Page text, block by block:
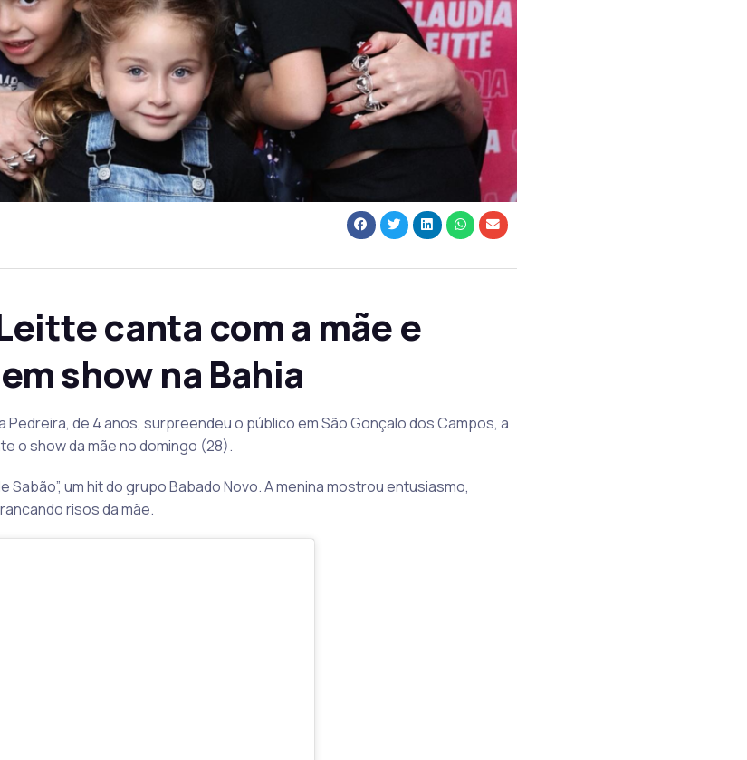
canta com a mãe e
show na Bahia
Pedreira, de 4 anos, surpreendeu o público em São Gonçalo dos Campos, a
o show da mãe no domingo (28).
Sabão”, um hit do grupo Babado Novo. A menina mostrou entusiasmo,
risos da mãe.